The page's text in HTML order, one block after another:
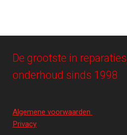
De grootste in
onderhoud sinds 1998
Algemene voorwaarden
Privacy